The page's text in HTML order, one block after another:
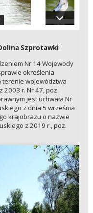
Szprotawki
Nr 14 Wojewody
określenia
województwa
2003 r. Nr 47, poz.
jest uchwała Nr
z dnia 5 września
krajobrazu o nazwie
z 2019 r., poz.